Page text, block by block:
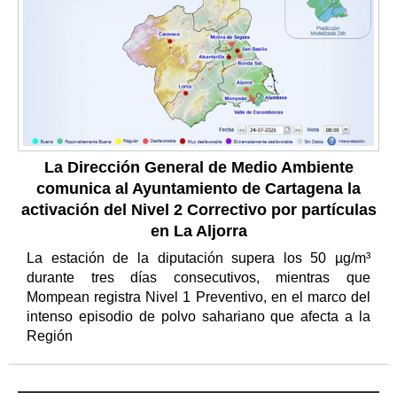
La Dirección General de Medio Ambiente
comunica al Ayuntamiento de Cartagena la
activación del Nivel 2 Correctivo por partículas
en La Aljorra
La estación de la diputación supera los 50 µg/m³
durante tres días consecutivos, mientras que
Mompean registra Nivel 1 Preventivo, en el marco del
intenso episodio de polvo sahariano que afecta a la
Región